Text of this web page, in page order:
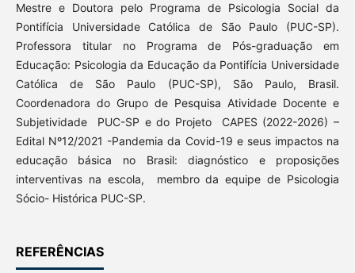
Mestre e Doutora pelo Programa de Psicologia Social da
Pontifícia Universidade Católica de São Paulo (PUC-SP).
Professora titular no Programa de Pós-graduação em
Educação: Psicologia da Educação da Pontifícia Universidade
Católica de São Paulo (PUC-SP), São Paulo, Brasil.
Coordenadora do Grupo de Pesquisa Atividade Docente e
Subjetividade PUC-SP e do Projeto CAPES (2022-2026) –
Edital Nº12/2021 -Pandemia da Covid-19 e seus impactos na
educação básica no Brasil: diagnóstico e proposições
interventivas na escola, membro da equipe de Psicologia
Sócio- Histórica PUC-SP.
REFERÊNCIAS